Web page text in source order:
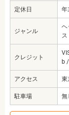
定休日 年
ジャンル
ヘ
クレジット
b
アクセス 東
駐車場 無